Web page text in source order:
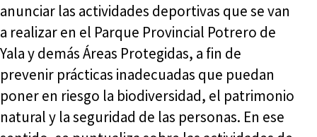
anunciar las actividades deportivas que se van
a realizar en el Parque Provincial Potrero de
Yala y demás Áreas Protegidas, a fin de
prevenir prácticas inadecuadas que puedan
poner en riesgo la biodiversidad, el patrimonio
natural y la seguridad de las personas. En ese